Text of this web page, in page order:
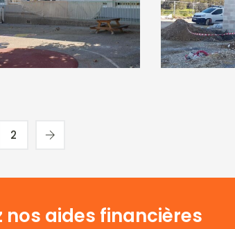
Prévert et Robert
2
nos aides financières